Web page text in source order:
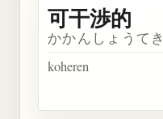
可干渉的
かかんしょうてき
koheren